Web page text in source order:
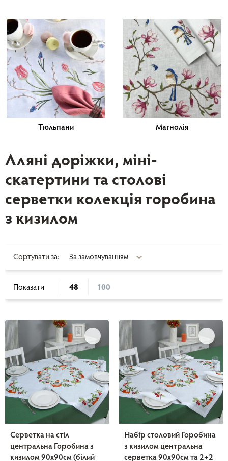
Тюльпани Магнолія
Лляні доріжки, міні-
скатертини та столові
серветки колекція горобина
з кизилом
Сортувати за:
Показати 48 100
Серветка на стіл
центральна Горобина з
кизилом 90х90см (білий
Набір столовий Горобина
з кизилом центральна
серветка 90х90см та 2+2